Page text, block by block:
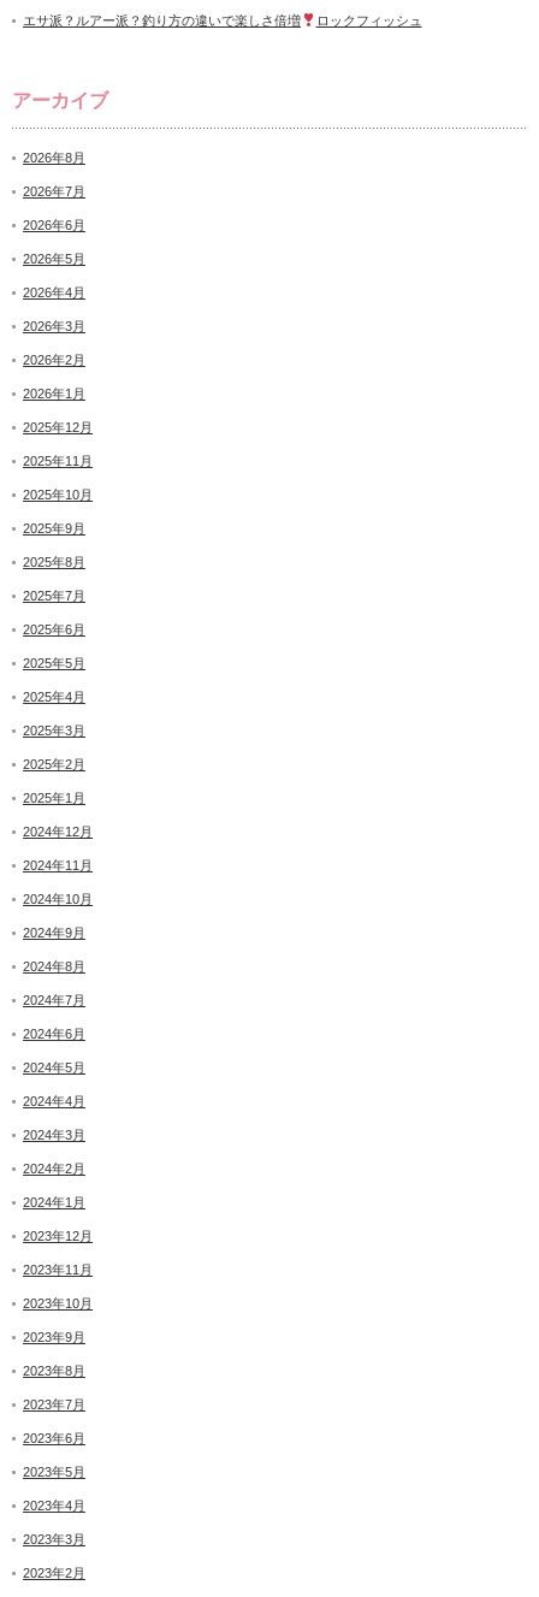
エサ派？ルアー派？釣り方の違いで楽しさ倍増 ロックフィッシュ
アーカイブ
2026年8月
2026年7月
2026年6月
2026年5月
2026年4月
2026年3月
2026年2月
2026年1月
2025年12月
2025年11月
2025年10月
2025年9月
2025年8月
2025年7月
2025年6月
2025年5月
2025年4月
2025年3月
2025年2月
2025年1月
2024年12月
2024年11月
2024年10月
2024年9月
2024年8月
2024年7月
2024年6月
2024年5月
2024年4月
2024年3月
2024年2月
2024年1月
2023年12月
2023年11月
2023年10月
2023年9月
2023年8月
2023年7月
2023年6月
2023年5月
2023年4月
2023年3月
2023年2月